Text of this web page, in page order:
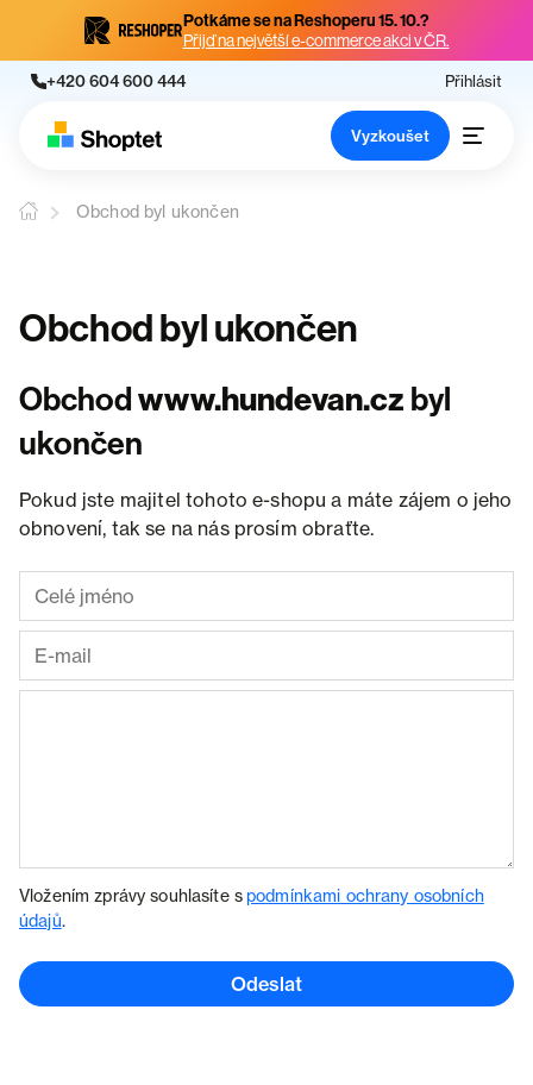
Potkáme se na Reshoperu 15. 10.?
Přijď na největší e-commerce akci v ČR.
+420 604 600 444 Přihlásit
Vyzkoušet
Obchod byl ukončen
Obchod byl ukončen
Obchodwww.hundevan.cz byl
ukončen
Pokud jste majitel tohoto e-shopu a máte zájem o jeho
obnovení, tak se na nás prosím obraťte.
Vložením zprávy souhlasíte spodmínkami ochrany osobních
údajů.
Odeslat